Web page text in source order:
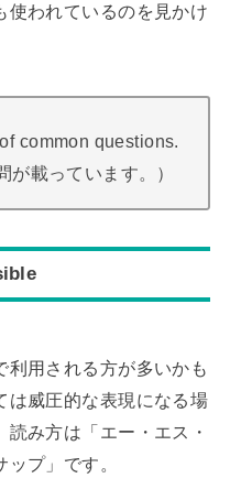
使われているのを見かけ
common questions.
が載っています。）
利用される方が多いかも
は威圧的な表現になる場
み方は「エー・エス・
プ」です。